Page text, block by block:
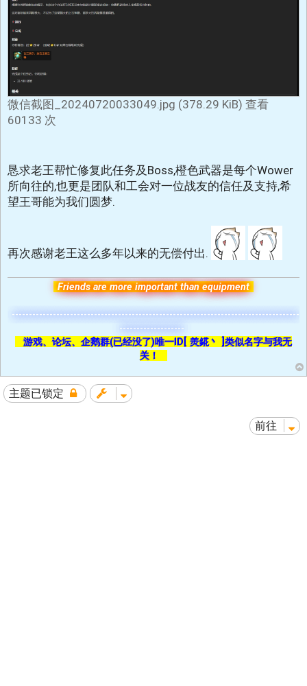
微信截图_20240720033049.jpg (378.29 KiB) 查看
60133 次
恳求老王帮忙修复此任务及Boss,橙色武器是每个Wower
所向往的,也更是团队和工会对一位战友的信任及支持,希
望王哥能为我们圆梦.
再次感谢老王这么多年以来的无偿付出.
Friends are more important than equipment
------------------------------------------------------------------------------------
-------------------
游戏、论坛、企鹅群(已经没了)唯一ID[ 羙錵丶 ]类似名字与我无
关！
主题已锁定
前往